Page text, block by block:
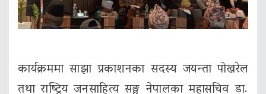
कार्यक्रममा साझा प्रकाशनका सदस्य जयन्ता पोखरेल